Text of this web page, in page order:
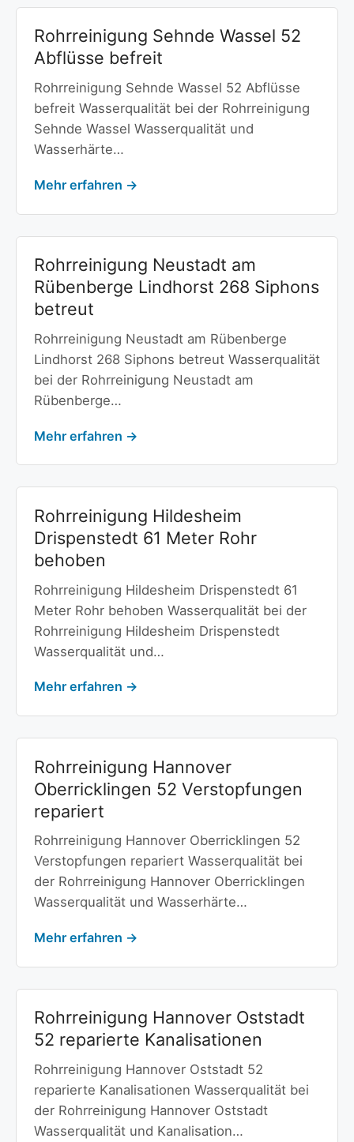
Rohrreinigung Sehnde Wassel 52
Abflüsse befreit
Rohrreinigung Sehnde Wassel 52 Abflüsse
befreit Wasserqualität bei der Rohrreinigung
Sehnde Wassel Wasserqualität und
Wasserhärte…
Mehr erfahren →
Rohrreinigung Neustadt am
Rübenberge Lindhorst 268 Siphons
betreut
Rohrreinigung Neustadt am Rübenberge
Lindhorst 268 Siphons betreut Wasserqualität
bei der Rohrreinigung Neustadt am
Rübenberge…
Mehr erfahren →
Rohrreinigung Hildesheim
Drispenstedt 61 Meter Rohr
behoben
Rohrreinigung Hildesheim Drispenstedt 61
Meter Rohr behoben Wasserqualität bei der
Rohrreinigung Hildesheim Drispenstedt
Wasserqualität und…
Mehr erfahren →
Rohrreinigung Hannover
Oberricklingen 52 Verstopfungen
repariert
Rohrreinigung Hannover Oberricklingen 52
Verstopfungen repariert Wasserqualität bei
der Rohrreinigung Hannover Oberricklingen
Wasserqualität und Wasserhärte…
Mehr erfahren →
Rohrreinigung Hannover Oststadt
52 reparierte Kanalisationen
Rohrreinigung Hannover Oststadt 52
reparierte Kanalisationen Wasserqualität bei
der Rohrreinigung Hannover Oststadt
Wasserqualität und Kanalisation…